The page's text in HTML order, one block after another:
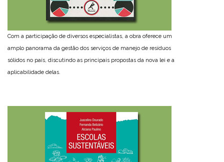
Com a participação de diversos especialistas, a obra oferece um
amplo panorama da gestão dos serviços de manejo de resíduos
sólidos no país, discutindo as principais propostas da nova lei e a
aplicabilidade delas.